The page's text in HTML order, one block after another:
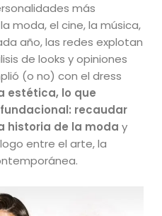
más
moda, el cine, la música,
año, las redes explotan
de looks y opiniones
(o no) con el dress
estética, lo que
recaudar
historia de la moday
entre el arte, la